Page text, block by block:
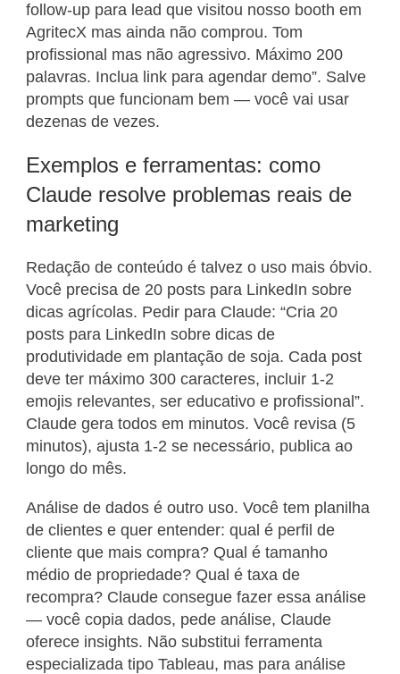
follow-up para lead que visitou nosso booth em
AgritecX mas ainda não comprou. Tom
profissional mas não agressivo. Máximo 200
palavras. Inclua link para agendar demo”. Salve
prompts que funcionam bem — você vai usar
dezenas de vezes.
Exemplos e ferramentas: como
Claude resolve problemas reais de
marketing
Redação de conteúdo é talvez o uso mais óbvio.
Você precisa de 20 posts para LinkedIn sobre
dicas agrícolas. Pedir para Claude: “Cria 20
posts para LinkedIn sobre dicas de
produtividade em plantação de soja. Cada post
deve ter máximo 300 caracteres, incluir 1-2
emojis relevantes, ser educativo e profissional”.
Claude gera todos em minutos. Você revisa (5
minutos), ajusta 1-2 se necessário, publica ao
longo do mês.
Análise de dados é outro uso. Você tem planilha
de clientes e quer entender: qual é perfil de
cliente que mais compra? Qual é tamanho
médio de propriedade? Qual é taxa de
recompra? Claude consegue fazer essa análise
— você copia dados, pede análise, Claude
oferece insights. Não substitui ferramenta
especializada tipo Tableau, mas para análise